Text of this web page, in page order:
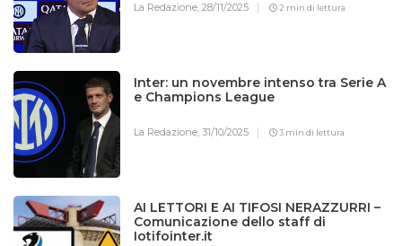
La Redazione,28/11/2025 2 min di lettura
Inter: un novembre intenso tra Serie A
e Champions League
La Redazione,31/10/2025 3 min di lettura
AI LETTORI E AI TIFOSI NERAZZURRI –
Comunicazione dello staff di
Iotifointer.it